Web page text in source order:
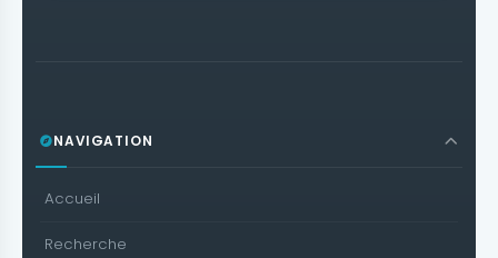
NAVIGATION
Accueil
Recherche